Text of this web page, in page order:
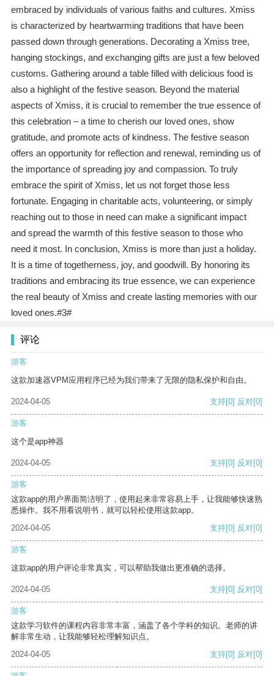
embraced by individuals of various faiths and cultures. Xmiss
is characterized by heartwarming traditions that have been
passed down through generations. Decorating a Xmiss tree,
hanging stockings, and exchanging gifts are just a few beloved
customs. Gathering around a table filled with delicious food is
also a highlight of the festive season. Beyond the material
aspects of Xmiss, it is crucial to remember the true essence of
this celebration – a time to cherish our loved ones, show
gratitude, and promote acts of kindness. The festive season
offers an opportunity for reflection and renewal, reminding us of
the importance of spreading joy and compassion. To truly
embrace the spirit of Xmiss, let us not forget those less
fortunate. Engaging in charitable acts, volunteering, or simply
reaching out to those in need can make a significant impact
and spread the warmth of this festive season to those who
need it most. In conclusion, Xmiss is more than just a holiday.
It is a time of togetherness, joy, and goodwill. By honoring its
traditions and embracing its true essence, we can experience
the real beauty of Xmiss and create lasting memories with our
loved ones.#3#
评论
游客
这款加速器VPM应用程序已经为我们带来了无限的隐私保护和自由。
2024-04-05 支持[0] 反对[0]
游客
这个是app神器
2024-04-05 支持[0] 反对[0]
游客
这款app的用户界面简洁明了，使用起来非常容易上手，让我能够快速熟
悉操作。我不用看说明书，就可以轻松使用这款app。
2024-04-05
支持[0] 反对[0]
游客
这款app的用户评论非常真实，可以帮助我做出更准确的选择。
2024-04-05 支持[0] 反对[0]
游客
这款学习软件的课程内容非常丰富，涵盖了各个学科的知识。老师的讲
解非常生动，让我能够轻松理解知识点。
2024-04-05
支持[0] 反对[0]